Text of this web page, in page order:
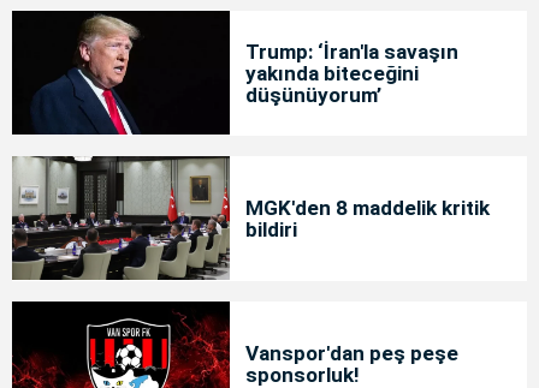
Trump: ‘İran'la savaşın
yakında biteceğini
düşünüyorum’
MGK'den 8 maddelik kritik
bildiri
Vanspor'dan peş peşe
sponsorluk!